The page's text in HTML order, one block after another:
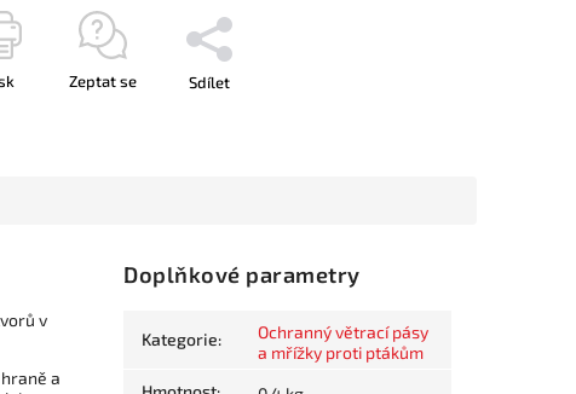
Zeptat se Sdílet
v
a
Doplňkové parametry
Kategorie:
Ochranný větrací pásy
a mřížky proti ptákům